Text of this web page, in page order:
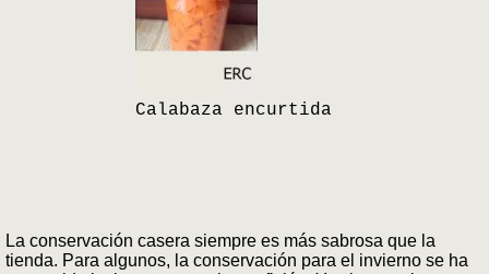
Calabaza encurtida
La conservación casera siempre es más sabrosa que la
tienda. Para algunos, la conservación para el invierno se ha